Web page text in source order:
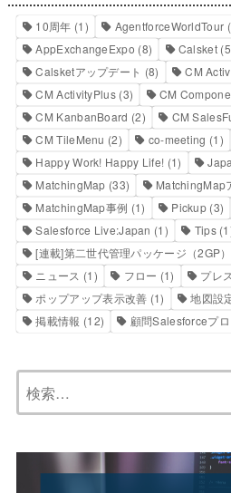
10周年 (1) AgentforceWorldTour
AppExchangeExpo (8) Calsket
Calsketアップデート (8) CM
CM ActivityPlus(3) CM
CM KanbanBoard (2) CM
CM TileMenu (2) co-meeting (1)
Happy Work! Happy Life! (1)
MatchingMap (33) MatchingMap
MatchingMap事例 (1) Pickup (3)
Salesforce Live:Japan (1) Tips
[連載]第二世代管理パッケージ（2GP）
ニュース (1) フロー (1) プレ
ポップアップ表示改善 (1) 地図設
掲載情報 (12) 顧問Salesforceプ
索: